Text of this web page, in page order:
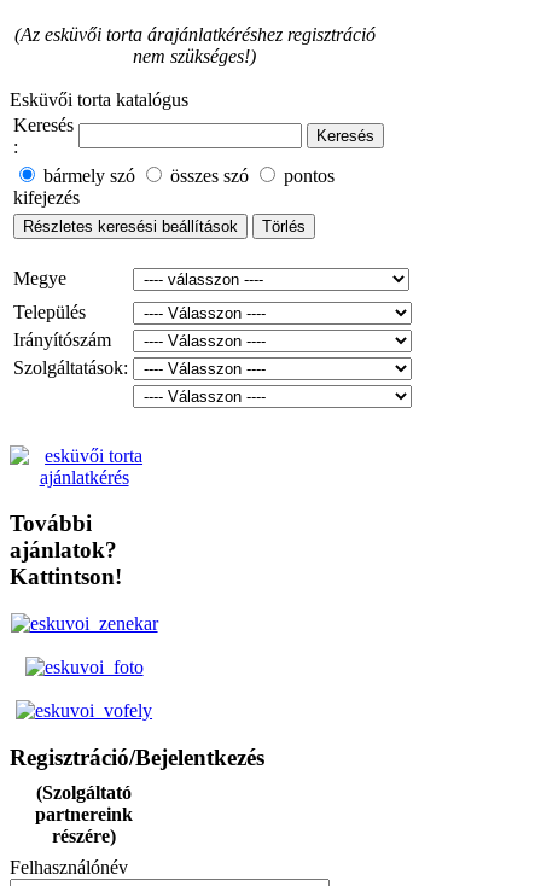
(Az esküvői torta árajánlatkéréshez regisztráció
nem szükséges!)
Esküvői torta katalógus
Keresés
:
bármely szó
összes szó
pontos
kifejezés
Megye
Település
Irányítószám
Szolgáltatások:
További
ajánlatok?
Kattintson!
Regisztráció/Bejelentkezés
(Szolgáltató
partnereink
részére)
Felhasználónév